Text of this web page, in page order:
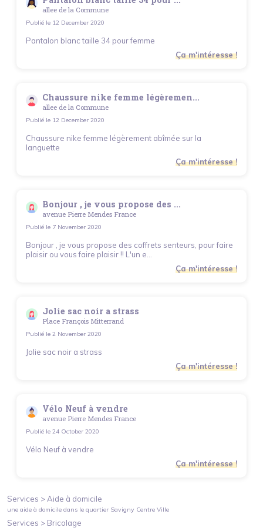
allee de la Commune
Publié le 12 December 2020
Pantalon blanc taille 34 pour femme
Ça m'intéresse !
Chaussure nike femme légèremen...
allee de la Commune
Publié le 12 December 2020
Chaussure nike femme légèrement abîmée sur la
languette
Ça m'intéresse !
Bonjour , je vous propose des ...
avenue Pierre Mendes France
Publié le 7 November 2020
Bonjour , je vous propose des coffrets senteurs, pour faire
plaisir ou vous faire plaisir !! L'un e...
Ça m'intéresse !
Jolie sac noir a strass
Place François Mitterrand
Publié le 2 November 2020
Jolie sac noir a strass
Ça m'intéresse !
Vélo Neuf à vendre
avenue Pierre Mendes France
Publié le 24 October 2020
Vélo Neuf à vendre
Ça m'intéresse !
Services > Aide à domicile
une aide à domicile dans le quartier Savigny Centre Ville
Services > Bricolage